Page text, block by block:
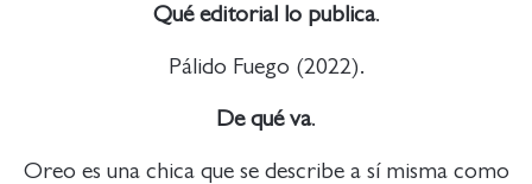
Qué editorial lo publica.
Pálido Fuego (2022).
De qué va.
Oreo es una chica que se describe a sí misma como